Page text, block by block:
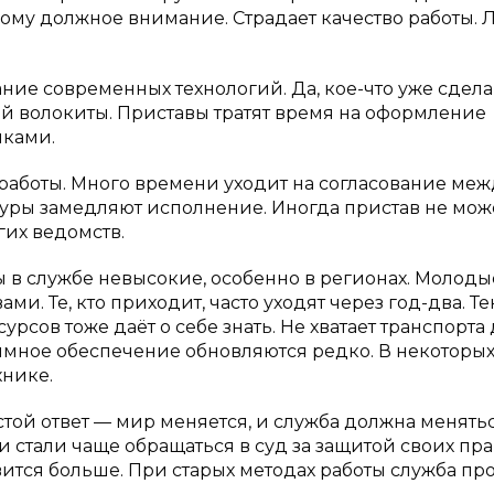
должное внимание. Страдает качество работы.
современных технологий. Да, кое-что уже
волокиты. Приставы тратят время на оформление
Много времени уходит на согласование
замедляют исполнение. Иногда пристав не
ведомств.
в службе невысокие, особенно в регионах.
Те, кто приходит, часто уходят через год-два.
тоже даёт о себе знать. Не хватает транспорта
обеспечение обновляются редко. В некоторых
ответ — мир меняется, и служба должна
чаще обращаться в суд за защитой своих
больше. При старых методах работы служба